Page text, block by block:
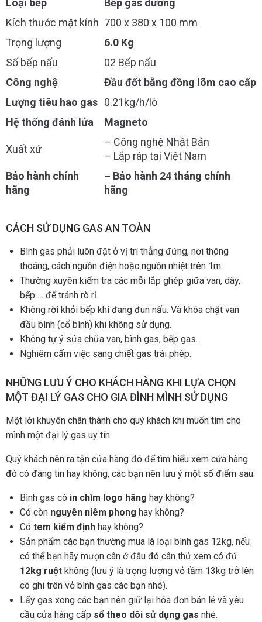
Loại bếp
Bếp gas dương
Kích thước mặt kính 700 x 380 x 100 mm
Trọng lượng
6.0 Kg
Số bếp nấu
02 Bếp nấu
Công nghệ
Đầu đốt bằng đồng lõm cao cấp
Lượng tiêu hao gas 0.21kg/h/lò
Hệ thống đánh lửa
Magneto
Xuất xứ
– Công nghệ Nhật Bản
– Lắp ráp tại Việt Nam
Bảo hành chính
hãng
– Bảo hành 24 tháng chính
hãng
CÁCH SỬ DỤNG GAS AN TOÀN
Bình gas phải luôn đặt ở vị trí thẳng đứng, nơi thông
thoáng, cách nguồn điện hoặc nguồn nhiệt trên 1m.
Thường xuyên kiểm tra các mỗi lắp ghép giữa van, dây,
bếp … để tránh rò rỉ.
Không rời khỏi bếp khi đang đun nấu. Và khóa chặt van
đầu bình (cổ bình) khi không sử dụng.
Không tự ý sửa chữa van, bình gas, bếp gas.
Nghiêm cấm việc sang chiết gas trái phép.
NHỮNG LƯU Ý CHO KHÁCH HÀNG KHI LỰA CHỌN
MỘT ĐẠI LÝ GAS CHO GIA ĐÌNH MÌNH SỬ DỤNG
Một lời khuyên chân thành cho quý khách khi muốn tìm cho
mình một đại lý gas uy tín.
Quý khách nên ra tận cửa hàng đó để tìm hiểu xem cửa hàng
đó có đáng tin hay không, các bạn nên lưu ý một số điểm sau:
Bình gas có in chìm logo hãng hay không?
Có còn nguyên niêm phong hay không?
Có tem kiểm định hay không?
Sản phẩm các bạn thường mua là loại bình gas 12kg, nếu
có thể bạn hãy mượn cân ở đâu đó cân thử xem có đủ
12kg ruột không (lưu ý là trọng lượng vỏ tầm 13kg trở lên
có ghi trên vỏ bình gas các bạn nhé).
Lấy gas xong các bạn nên giữ lại hóa đơn bán lẻ và yêu
cầu cửa hàng cấp sổ theo dõi sử dụng gas nhé.